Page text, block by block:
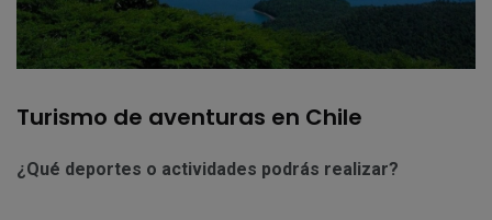
Turismo de aventuras en Chile
¿Qué deportes o actividades podrás realizar?